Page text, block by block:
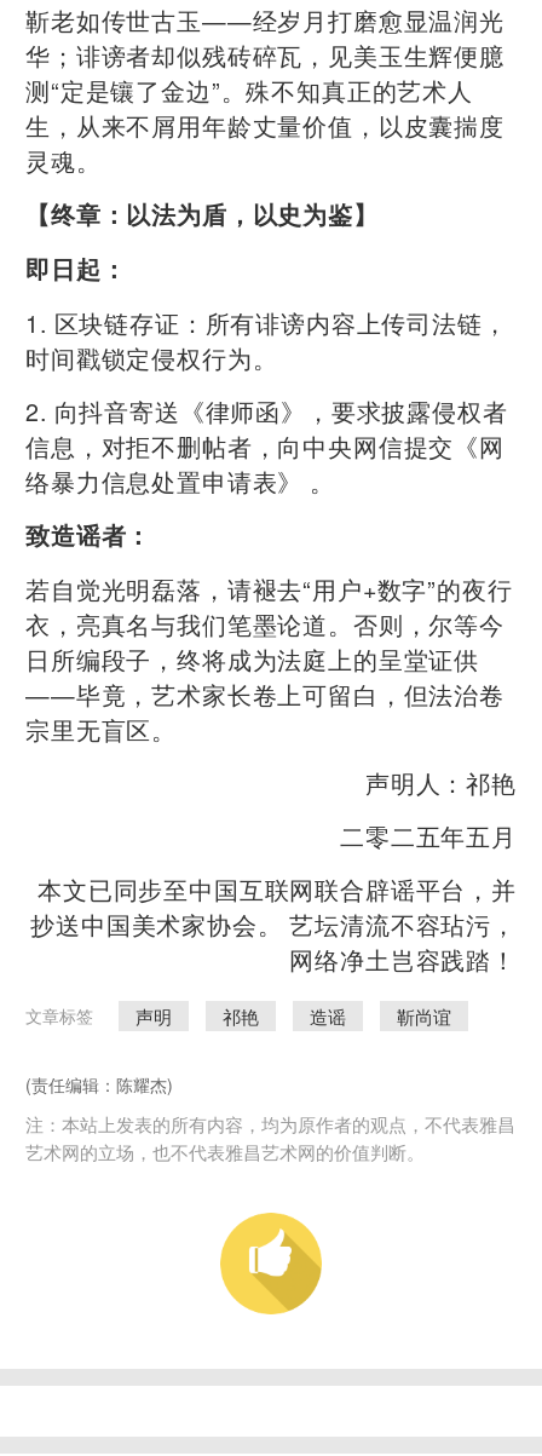
靳老如传世古玉——经岁月打磨愈显温润光
华；诽谤者却似残砖碎瓦，见美玉生辉便臆
测“定是镶了金边”。殊不知真正的艺术人
生，从来不屑用年龄丈量价值，以皮囊揣度
灵魂。
【终章：以法为盾，以史为鉴】
即日起：
1. 区块链存证：所有诽谤内容上传司法链，
时间戳锁定侵权行为。
2. 向抖音寄送《律师函》，要求披露侵权者
信息，对拒不删帖者，向中央网信提交《网
络暴力信息处置申请表》 。
致造谣者：
若自觉光明磊落，请褪去“用户+数字”的夜行
衣，亮真名与我们笔墨论道。否则，尔等今
日所编段子，终将成为法庭上的呈堂证供
——毕竟，艺术家长卷上可留白，但法治卷
宗里无盲区。
声明人：祁艳
二零二五年五月
本文已同步至中国互联网联合辟谣平台，并
抄送中国美术家协会。 艺坛清流不容玷污，
网络净土岂容践踏！
文章标签 声明 祁艳 造谣 靳尚谊
(责任编辑：陈耀杰)
注：本站上发表的所有内容，均为原作者的观点，不代表雅昌
艺术网的立场，也不代表雅昌艺术网的价值判断。